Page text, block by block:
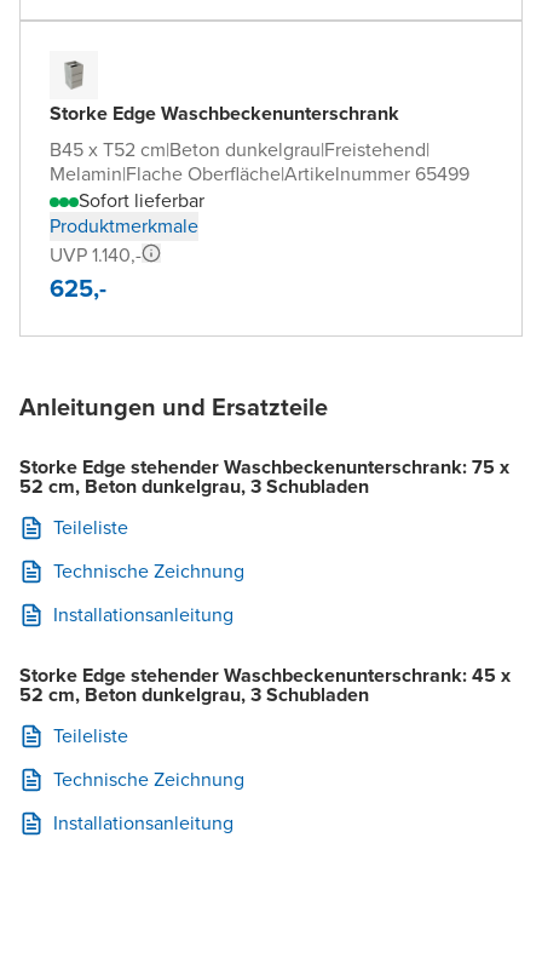
Storke Edge Waschbeckenunterschrank
B45 x T52 cm|Beton dunkelgrau|Freistehend|
Melamin|Flache Oberfläche|Artikelnummer 65499
Sofort lieferbar
Produktmerkmale
UVP 1.140,-
625,-
Anleitungen und Ersatzteile
Storke Edge stehender Waschbeckenunterschrank: 75 x
52 cm, Beton dunkelgrau, 3 Schubladen
Teileliste
Technische Zeichnung
Installationsanleitung
Storke Edge stehender Waschbeckenunterschrank: 45 x
52 cm, Beton dunkelgrau, 3 Schubladen
Teileliste
Technische Zeichnung
Installationsanleitung